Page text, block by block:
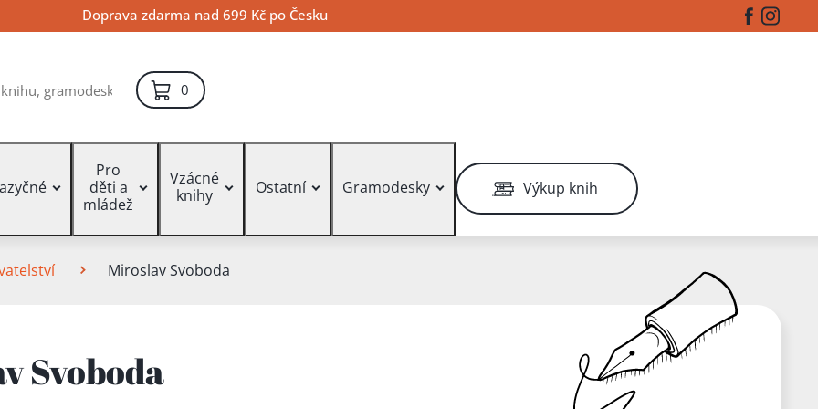
Doprava zdarma nad 699 Kč po Česku Facebook
0položek – košík
Pro
děti a
mládež
Vzácné
knihy
Ostatní Gramodesky Výkup knih
Miroslav Svoboda
Svoboda